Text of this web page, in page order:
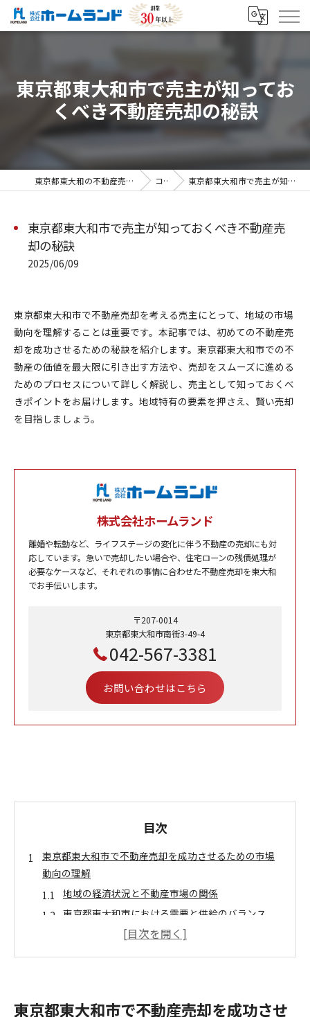
東京都東大和市で売主が知ってお
くべき不動産売却の秘訣
東京都東大和の不動産売却なら株式会社ホームランド コラム 東京都東大和市で売主が知っておくべき不動産売却の秘訣
東京都東大和市で売主が知っておくべき不動産売
却の秘訣
2025/06/09
東京都東大和市で不動産売却を考える売主にとって、地域の市場
動向を理解することは重要です。本記事では、初めての不動産売
却を成功させるための秘訣を紹介します。東京都東大和市での不
動産の価値を最大限に引き出す方法や、売却をスムーズに進める
ためのプロセスについて詳しく解説し、売主として知っておくべ
きポイントをお届けします。地域特有の要素を押さえ、賢い売却
を目指しましょう。
株式会社ホームランド
離婚や転勤など、ライフステージの変化に伴う不動産の売却にも対
応しています。急いで売却したい場合や、住宅ローンの残債処理が
必要なケースなど、それぞれの事情に合わせた不動産売却を東大和
でお手伝いします。
〒207-0014
東京都東大和市南街3-49-4
042-567-3381
お問い合わせはこちら
目次
東京都東大和市で不動産売却を成功させるための市場
動向の理解
地域の経済状況と不動産市場の関係
東京都東大和市における需要と供給のバランス
価格動向の分析と売却時期の選定
市場調査を元にした売却戦略の立案
東京都東大和市で不動産売却を成功させ